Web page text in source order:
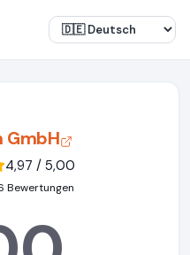
GmbH
4,97 / 5,00
Bewertungen